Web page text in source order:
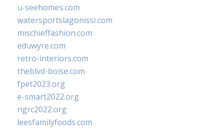
u-seehomes.com
watersportslagonissi.com
mischieffashion.com
eduwyre.com
retro-interiors.com
theblvd-boise.com
fpet2023.org
e-smart2022.org
ngrc2022.org
leesfamilyfoods.com